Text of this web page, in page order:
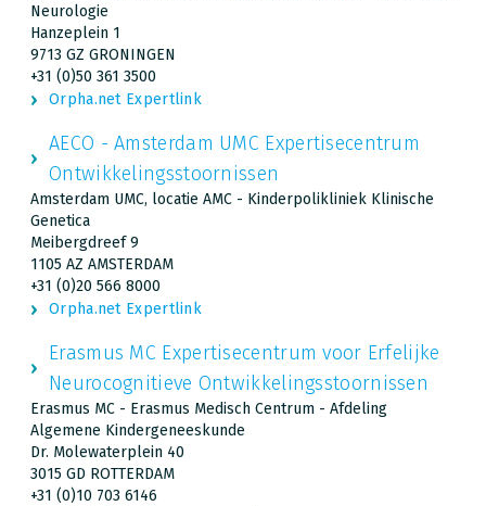
Neurologie
Hanzeplein 1
9713 GZ GRONINGEN
+31 (0)50 361 3500
Orpha.net Expertlink
AECO - Amsterdam UMC Expertisecentrum
Ontwikkelingsstoornissen
Amsterdam UMC, locatie AMC - Kinderpolikliniek Klinische
Genetica
Meibergdreef 9
1105 AZ AMSTERDAM
+31 (0)20 566 8000
Orpha.net Expertlink
Erasmus MC Expertisecentrum voor Erfelijke
Neurocognitieve Ontwikkelingsstoornissen
Erasmus MC - Erasmus Medisch Centrum - Afdeling
Algemene Kindergeneeskunde
Dr. Molewaterplein 40
3015 GD ROTTERDAM
+31 (0)10 703 6146